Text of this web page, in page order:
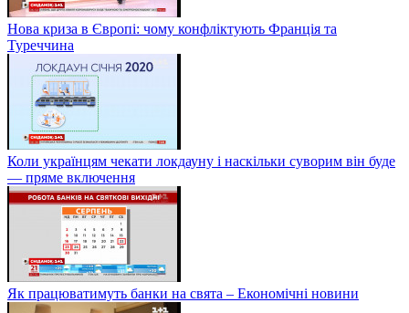
Нова криза в Європі: чому конфліктують Франція та
Туреччина
Коли українцям чекати локдауну і наскільки суворим він буде
— пряме включення
Як працюватимуть банки на свята – Економічні новини